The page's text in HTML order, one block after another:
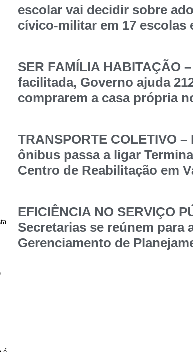
escolar vai decidir sobre
cívico-militar em 17 escolas
SER FAMÍLIA HABITAÇÃO
facilitada, Governo ajuda
comprarem a casa própria
TRANSPORTE COLETIVO
ônibus passa a ligar
Centro de Reabilitação em
EFICIÊNCIA NO SERVIÇO
Secretarias se reúnem para
Gerenciamento de